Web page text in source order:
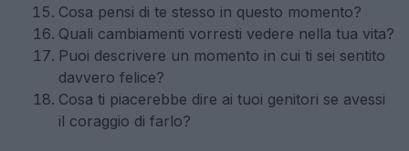
Cosa pensi di te stesso in questo momento?
Quali cambiamenti vorresti vedere nella tua vita?
Puoi descrivere un momento in cui ti sei sentito
davvero felice?
Cosa ti piacerebbe dire ai tuoi genitori se avessi
il coraggio di farlo?